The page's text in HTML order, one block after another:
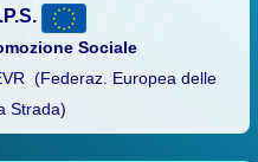
Sociale
(Federaz. Europea delle
Strada)